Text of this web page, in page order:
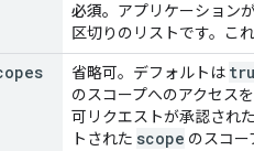
必須。 アプリケーション
区切りのリストです。こ
省略可。デフォルトは
のスコープへのアクセス
可リクエストが承認され
トされた scope のスコー